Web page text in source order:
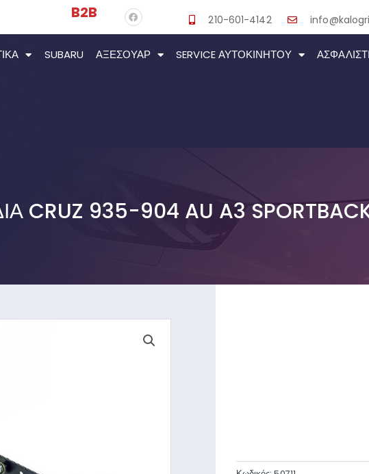
B2B 210-601-4142
SUBARU ΑΞΕΣΟΥΆΡ SERVICE ΑΥΤΟΚΙΝΉΤΟΥ
CRUZ 935-904 AU A3